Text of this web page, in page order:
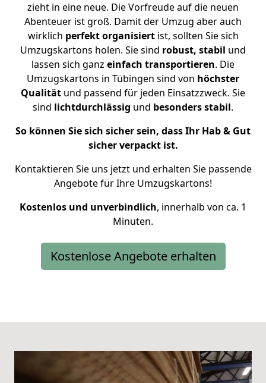
zieht in eine neue. Die Vorfreude auf die neuen
Abenteuer ist groß. Damit der Umzug aber auch
wirklich perfekt organisiertist, sollten Sie sich
Umzugskartons holen. Sie sind robust, stabil und
lassen sich ganz einfach transportieren. Die
Umzugskartons in Tübingen sind von höchster
Qualität und passend für jeden Einsatzzweck. Sie
sind lichtdurchlässig und besonders stabil.
So können Sie sich sicher sein, dass Ihr Hab & Gut
sicher verpackt ist.
Kontaktieren Sie uns jetzt und erhalten Sie passende
Angebote für Ihre Umzugskartons!
Kostenlos und unverbindlich, innerhalb von ca. 1
Minuten.
Kostenlose Angebote erhalten